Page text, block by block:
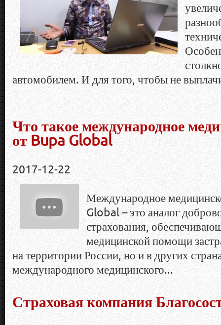
автомобилем. И для того, чтобы не
Что такое международное
от Bupa Global
2017-12-22
Международное
Global – это аналог
страхования,
медицинской помощи
на территории России, но и в других
международного медицинского...
Страховая компания